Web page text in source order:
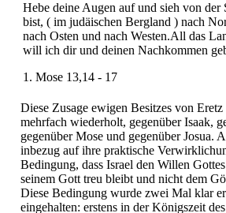
Hebe deine Augen auf und sieh von der
bist, ( im judäischen Bergland ) nach
nach Osten und nach Westen.All das
will ich dir und deinen Nachkommen
1. Mose 13,14 - 17
Diese Zusage ewigen Besitzes von
mehrfach wiederholt, gegenüber Isaak,
gegenüber Mose und gegenüber Josua.
inbezug auf ihre praktische
Bedingung, dass Israel den Willen
seinem Gott treu bleibt und nicht dem
Diese Bedingung wurde zwei Mal klar
eingehalten: erstens in der Königszeit